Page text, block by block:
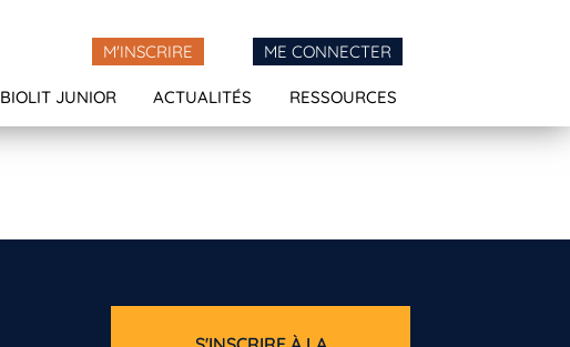
M'INSCRIRE ME CONNECTER
BIOLIT JUNIOR ACTUALITÉS RESSOURCES